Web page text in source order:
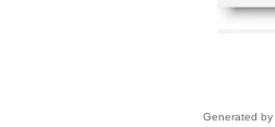
Generated by